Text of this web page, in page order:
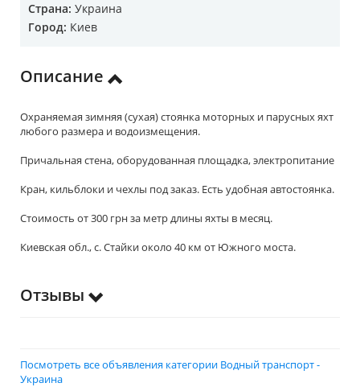
Страна: Украина
Город: Киев
Описание
Охраняемая зимняя (сухая) стоянка моторных и парусных яхт
любого размера и водоизмещения.
Причальная стена, оборудованная площадка, электропитание
Кран, кильблоки и чехлы под заказ. Есть удобная автостоянка.
Стоимость от 300 грн за метр длины яхты в месяц.
Киевская обл., с. Стайки около 40 км от Южного моста.
Отзывы
Посмотреть все объявления категории Водный транспорт -
Украина